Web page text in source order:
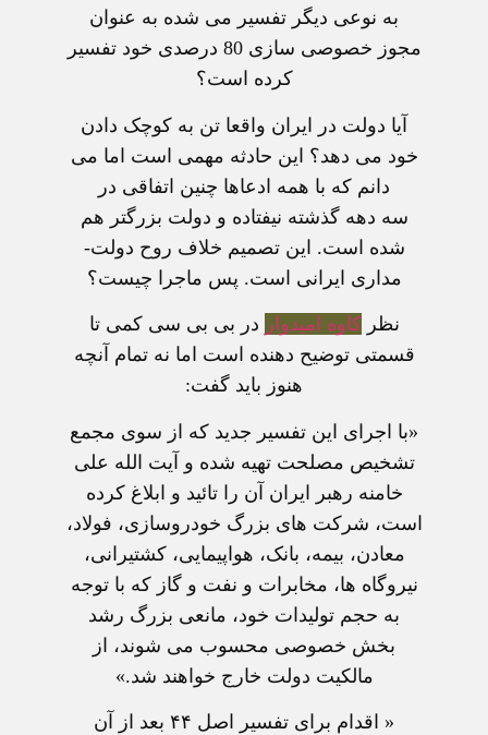
به نوعی ديگر تفسير می شده به عنوان
مجوز خصوصی سازی 80 درصدی خود تفسير
کرده است؟
آيا دولت در ايران واقعا تن به کوچک دادن
خود می دهد؟ اين حادثه مهمی است اما می
دانم که با همه ادعاها چنين اتفاقی در
سه دهه گذشته نيفتاده و دولت بزرگتر هم
شده است. اين تصميم خلاف روح دولت-
مداری ايرانی است. پس ماجرا چيست؟
نظرکاوه اميدوار در بی بی سی کمی تا
قسمتی توضيح دهنده است اما نه تمام آنچه
هنوز بايد گفت:
«با اجرای اين تفسير جديد که از سوی مجمع
تشخيص مصلحت تهيه شده و آيت الله علی
خامنه رهبر ايران آن را تائيد و ابلاغ کرده
است، شرکت های بزرگ خودروسازی، فولاد،
معادن، بيمه، بانک، هواپيمايی، کشتيرانی،
نيروگاه ها، مخابرات و نفت و گاز که با توجه
به حجم توليدات خود، مانعی بزرگ رشد
بخش خصوصی محسوب می شوند، از
مالکيت دولت خارج خواهند شد.»
« اقدام برای تفسير اصل ۴۴ بعد از آن